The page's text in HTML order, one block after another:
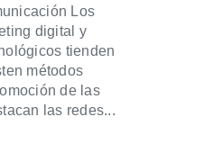
Los
digital y
tienden
métodos
de las
las redes...